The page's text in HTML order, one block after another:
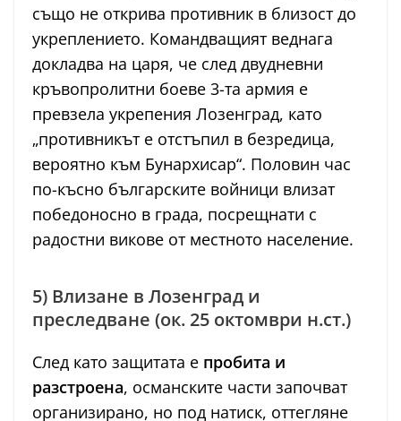
също не открива противник в близост до
укреплението. Командващият веднага
докладва на царя, че след двудневни
кръвопролитни боеве 3-та армия е
превзела укрепения Лозенград, като
„противникът е отстъпил в безредица,
вероятно към Бунархисар“. Половин час
по-късно българските войници влизат
победоносно в града, посрещнати с
радостни викове от местното население.
5) Влизане в Лозенград и
преследване (ок. 25 октомври н.ст.)
След като защитата е пробита и
разстроена, османските части започват
организирано, но под натиск, оттегляне